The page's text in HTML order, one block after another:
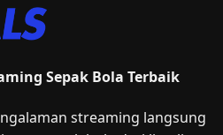
Sepak Bola Terbaik
streaming langsung